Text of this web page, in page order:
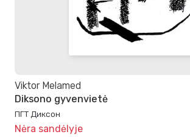
Viktor Melamed
Diksono gyvenvietė
ПГТ Диксон
Nėra sandėlyje